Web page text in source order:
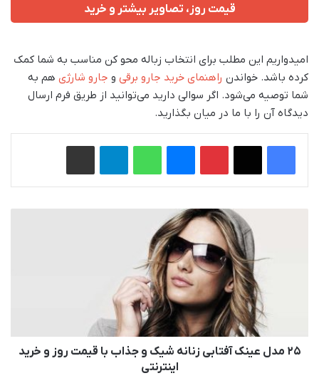
قیمت روز، تصاویر بیشتر و خرید
امیدواریم این مطلب برای انتخاب زباله محو کن مناسب به شما کمک
کرده باشد. خواندن راهنمای خرید جارو برقی و جارو شارژی هم به
شما توصیه می‌شود. اگر سوالی دارید می‌توانید از طریق فرم ارسال
دیدگاه آن را با ما در میان بگذارید.
فیس بوک X ‫پین‌ترست پیام رسان واتس آپ تلگرام
25 مدل عینک آفتابی زنانه شیک و جذاب با قیمت روز و خرید
اینترنتی